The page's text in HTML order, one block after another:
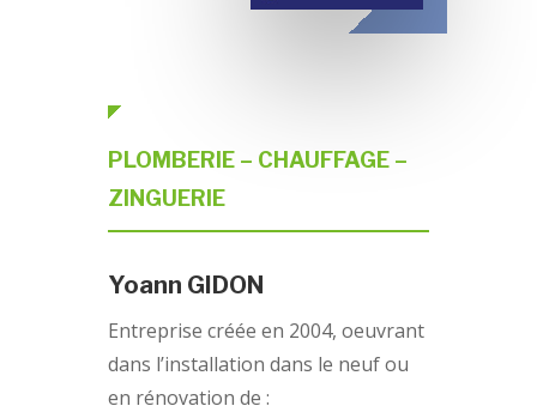
PLOMBERIE – CHAUFFAGE –
ZINGUERIE
Yoann GIDON
Entreprise créée en 2004, oeuvrant
dans l’installation dans le neuf ou
en rénovation de :